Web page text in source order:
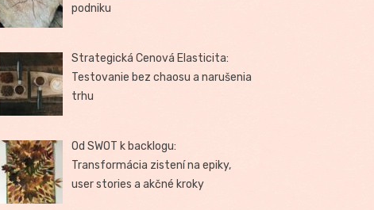
podniku
Strategická Cenová Elasticita:
Testovanie bez chaosu a narušenia
trhu
Od SWOT k backlogu:
Transformácia zistení na epiky,
user stories a akčné kroky